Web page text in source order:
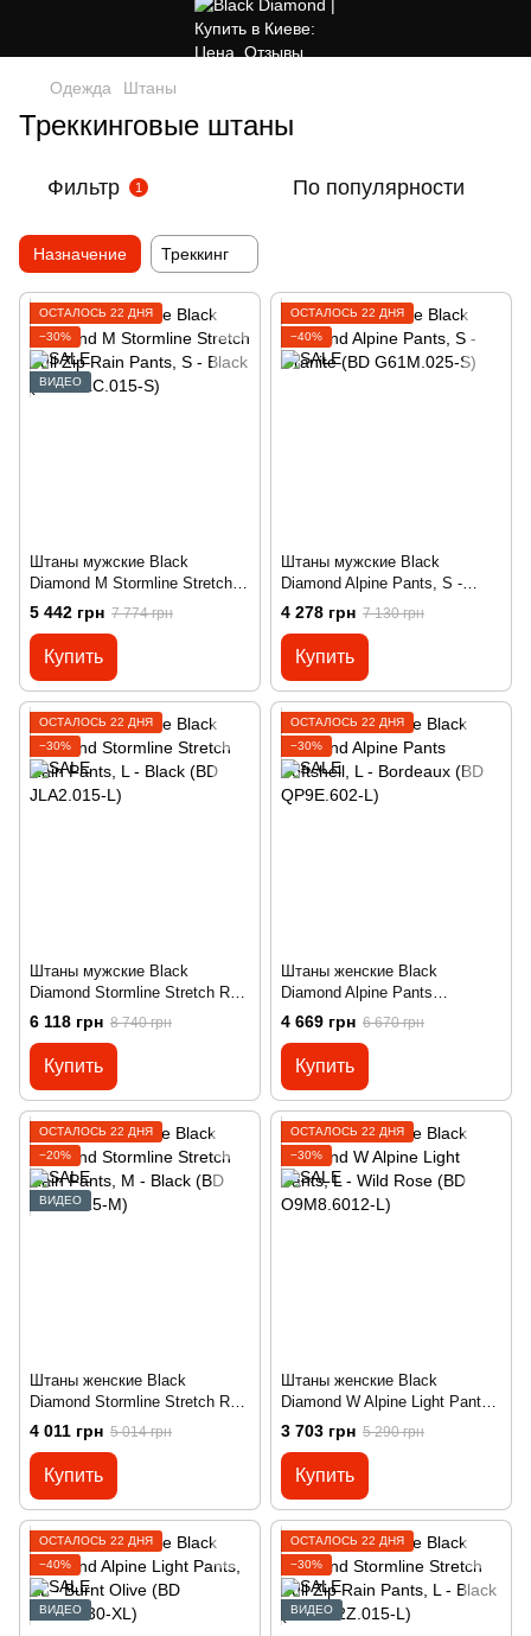
Одежда Штаны
Треккинговые штаны
Фильтр 1 По популярности
Назначение Треккинг
ОСТАЛОСЬ 22 ДНЯ
−30%
ВИДЕО
Штаны мужские Black
Diamond M Stormline Stretch
Full Zip Rain Pants, S - Black
(BD Z9LC.015-S)
5 442 грн 7 774 грн
Купить
ОСТАЛОСЬ 22 ДНЯ
−40%
Штаны мужские Black
Diamond Alpine Pants, S -
Granite (BD G61M.025-S)
4 278 грн 7 130 грн
Купить
ОСТАЛОСЬ 22 ДНЯ
−30%
Штаны мужские Black
Diamond Stormline Stretch Rain
Pants, L - Black (BD JLA2.015-
6 118 грн 8 740 грн
Купить
ОСТАЛОСЬ 22 ДНЯ
−30%
Штаны женские Black
Diamond Alpine Pants
Softshell, L - Bordeaux (BD
QP9E.602-L)
4 669 грн 6 670 грн
Купить
ОСТАЛОСЬ 22 ДНЯ
−20%
ВИДЕО
Штаны женские Black
Diamond Stormline Stretch Rain
Pants, M - Black (BD
LX94.015-M)
4 011 грн 5 014 грн
Купить
ОСТАЛОСЬ 22 ДНЯ
−30%
Штаны женские Black
Diamond W Alpine Light Pants,
L - Wild Rose (BD O9M8.6012-
3 703 грн 5 290 грн
Купить
ОСТАЛОСЬ 22 ДНЯ
−40%
ВИДЕО
ОСТАЛОСЬ 22 ДНЯ
−30%
ВИДЕО